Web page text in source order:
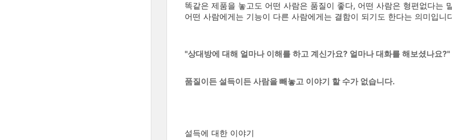
똑같은 제품을 놓고도 어떤 사람은 품질이 좋다, 어떤 사람은 형편없다는
어떤 사람에게는 기능이 다른 사람에게는 결함이 되기도 한다는 의미입니
"상대방에 대해 얼마나 이해를 하고 계신가요? 얼마나 대화를 해보셨나요?"
품질이든 설득이든 사람을 빼놓고 이야기 할 수가 없습니다.
설득에 대한 이야기